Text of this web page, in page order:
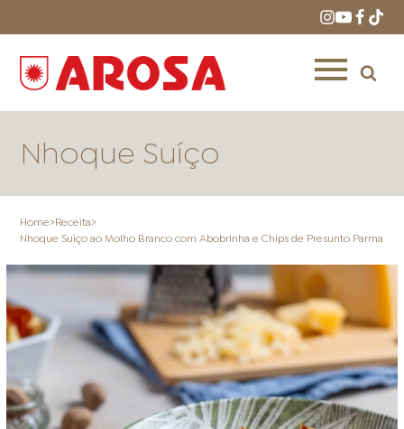
HOME RECEITAS PRODUTOS
LOJAS AROSA
DISTRIBUIDORES E
REPRESENTANTES
Nhoque Suíço
Home>Receita>
Nhoque Suíço ao Molho Branco com Abobrinha e Chips de Presunto Parma